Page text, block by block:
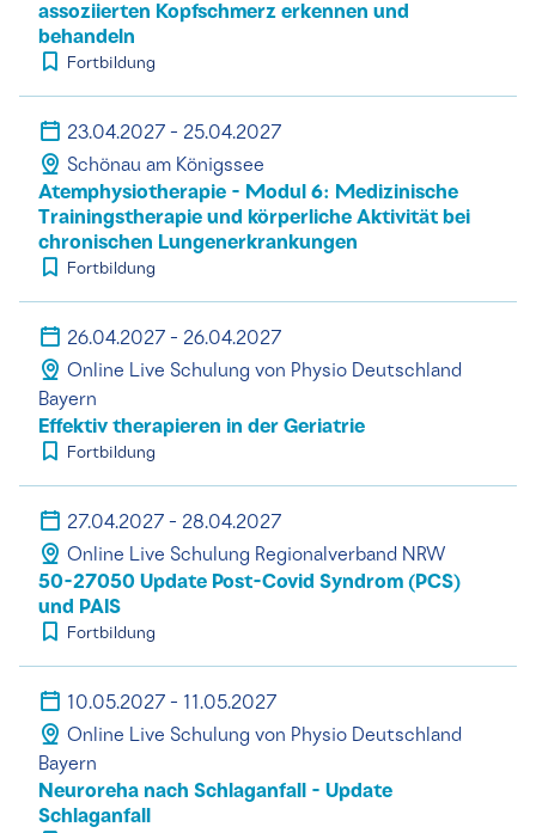
assoziierten Kopfschmerz erkennen und
behandeln
Fortbildung
23.04.2027 - 25.04.2027
Schönau am Königssee
Atemphysiotherapie - Modul 6: Medizinische
Trainingstherapie und körperliche Aktivität bei
chronischen Lungenerkrankungen
Fortbildung
26.04.2027 - 26.04.2027
Online Live Schulung von Physio Deutschland
Bayern
Effektiv therapieren in der Geriatrie
Fortbildung
27.04.2027 - 28.04.2027
Online Live Schulung Regionalverband NRW
50-27050 Update Post-Covid Syndrom (PCS)
und PAIS
Fortbildung
10.05.2027 - 11.05.2027
Online Live Schulung von Physio Deutschland
Bayern
Neuroreha nach Schlaganfall - Update
Schlaganfall